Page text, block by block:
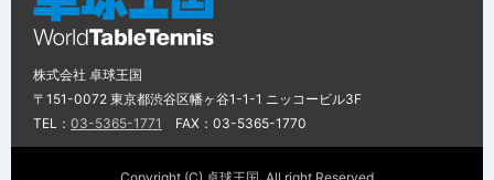
株式会社 卓球王国
〒151-0072 東京都渋谷区幡ヶ谷1-1-1 ニッコービル3F
TEL： 03-5365-1771 FAX：03-5365-1770